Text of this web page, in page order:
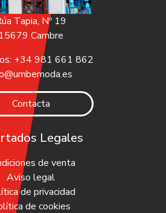
Tapia, Nº 19
15679 Cambre
+34 981 661 862
Contacta
Legales
de venta
Aviso legal
de privacidad
de cookies